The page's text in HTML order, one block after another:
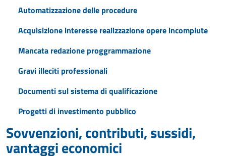
Automatizzazione delle procedure
Acquisizione interesse realizzazione opere incompiute
Mancata redazione proggrammazione
Gravi illeciti professionali
Documenti sul sistema di qualificazione
Progetti di investimento pubblico
Sovvenzioni, contributi, sussidi,
vantaggi economici